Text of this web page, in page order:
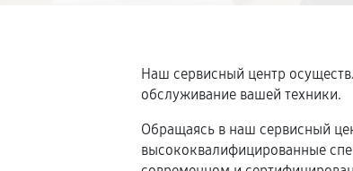
Наш сервисный центр
обслуживание вашей техники.
Обращаясь в наш сервисный
высококвалифицированные